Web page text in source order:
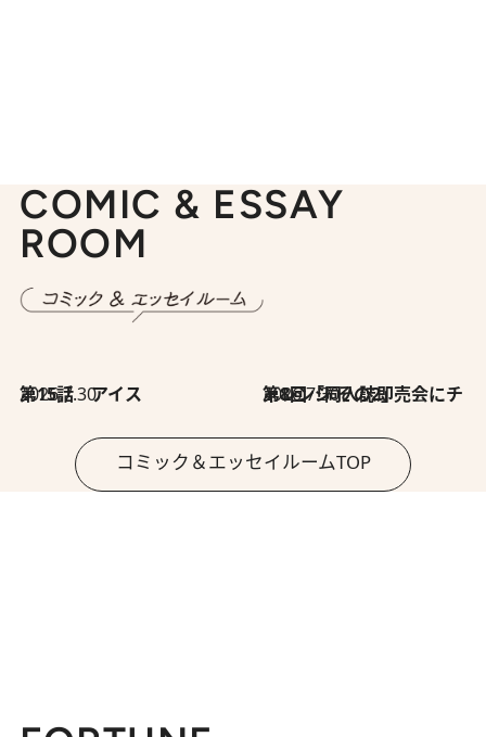
COMIC & ESSAY
ROOM
2026.7.30
第15話 アイス 2026.7.30
第8回「同人誌即売会にチャレンジ その2」
コミック＆エッセイルームTOP